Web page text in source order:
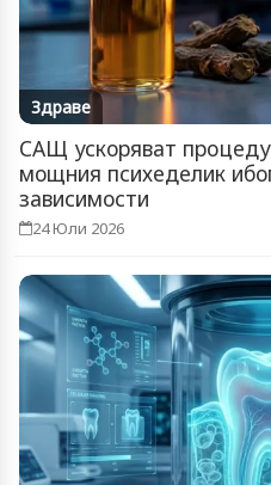
Здраве
САЩ ускоряват
мощния психеделик
зависимости
24 Юли 2026